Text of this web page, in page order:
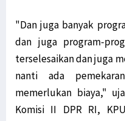
"Dan juga banyak
dan juga program-
terselesaikan dan juga
nanti ada
memerlukan biaya,"
Komisi II DPR RI,